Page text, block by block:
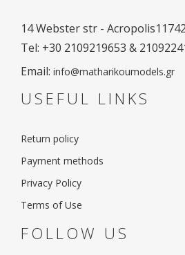
14 Webster str - Acropolis
Tel: +30 2109219653 &
Email: info@matharikoumodels.gr
USEFUL LINKS
Return policy
Payment methods
Privacy Policy
Terms of Use
FOLLOW US